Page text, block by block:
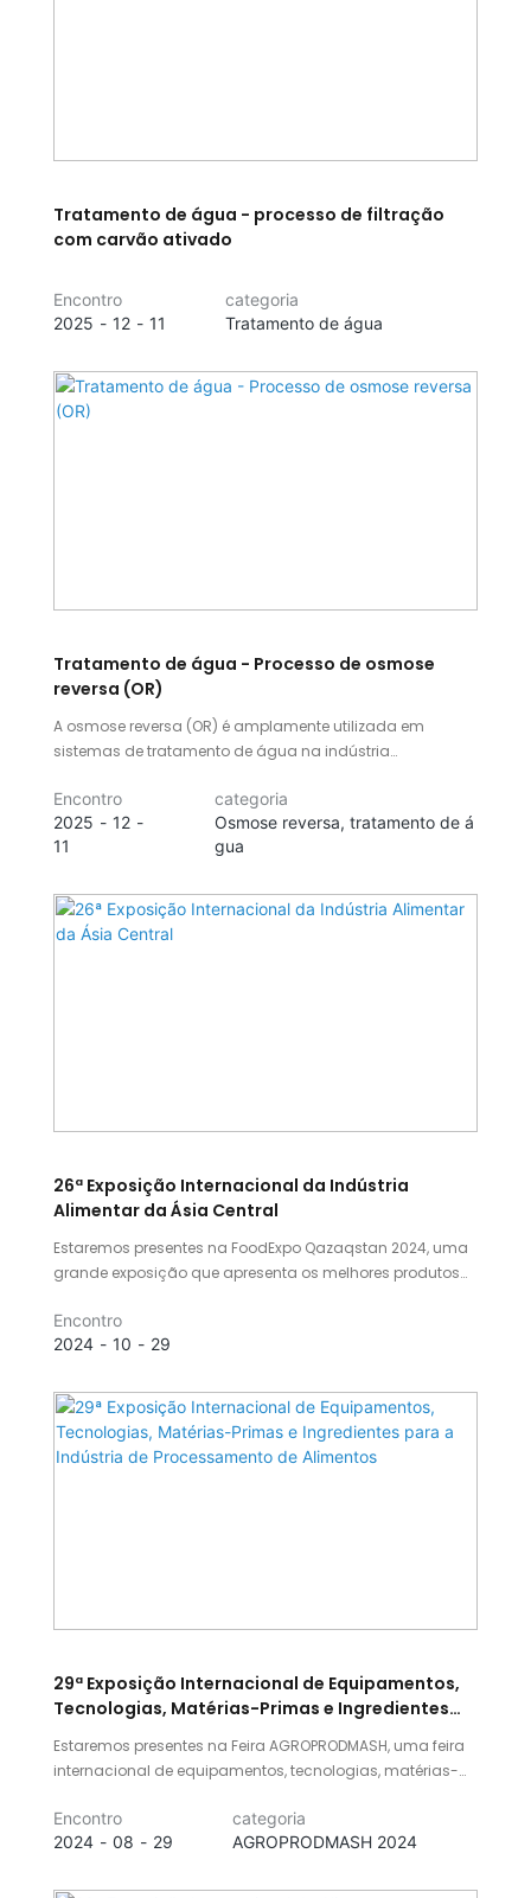
Tratamento de água - processo de filtração
com carvão ativado
Encontro
2025
12 11
categoria
Tratamento de água
Tratamento de água - Processo de osmose
reversa (OR)
A osmose reversa (OR) é amplamente utilizada em
sistemas de tratamento de água na indústria
produção de água purificada e água para injeção,
conforme especificado em farmacopeias. Neste artigo,
exploraremos o funcionamento da osmose reversa (OR),
OR, entre outros aspectos.
Encontro
2025
12
11
categoria
Osmose reversa, tratamento de á
gua
26ª Exposição Internacional da Indústria
Alimentar da Ásia Central
Estaremos presentes na FoodExpo Qazaqstan 2024, uma
grande exposição que apresenta os melhores produtos
evento se tornou o principal ponto de encontro do setor,
recebendo milhares de visitantes do Cazaquistão e de
Encontro
2024
10 29
29ª Exposição Internacional de Equipamentos,
Tecnologias, Matérias-Primas e Ingredientes
Alimentos
Estaremos presentes na Feira AGROPRODMASH, uma feira
internacional de equipamentos, tecnologias, matérias-
de alimentos. A feira acontecerá de 7 a 11 de outubro de
2024, no Centro de Exposições Expocentre, em Moscou,
Encontro
2024
08 29
categoria
AGROPRODMASH 2024